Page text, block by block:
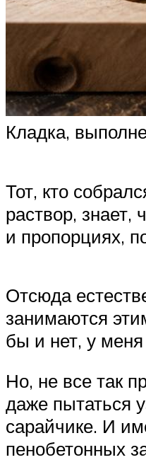
Кладка,
Тот, кто
раствор, знает,
и пропорциях,
Отсюда
занимаются
бы и нет, у
Но, не все так
даже пытаться
сарайчике. И
пенобетонных